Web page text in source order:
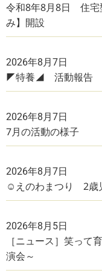
令和8年8月8日 住宅
み】開設
2026年8月7日
◤特養◢ 活動報告
2026年8月7日
7月の活動の様子
2026年8月7日
☺えのわまつり 2歳
2026年8月5日
［ニュース］笑って
演会～